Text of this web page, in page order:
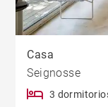
Casa
Seignosse
3